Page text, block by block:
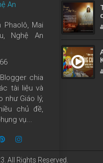
An
Mai
Nghệ An
chia
tài liệu và
như Giáo lý,
chủ đề,
vụ...
All Rights Reserved.